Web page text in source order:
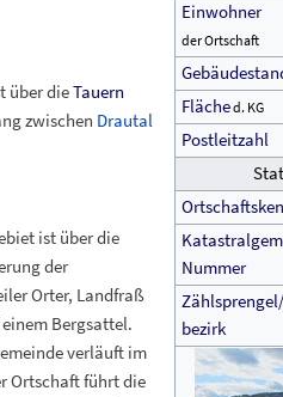
Einwohner
derOrtschaft
Fläched. KG
Postleitzahl
Nummer
bezirk
über dieTauern
zwischen Drautal
ist über die
der
Orter, Landfraß
Bergsattel.
verläuft im
Ortschaft führt die